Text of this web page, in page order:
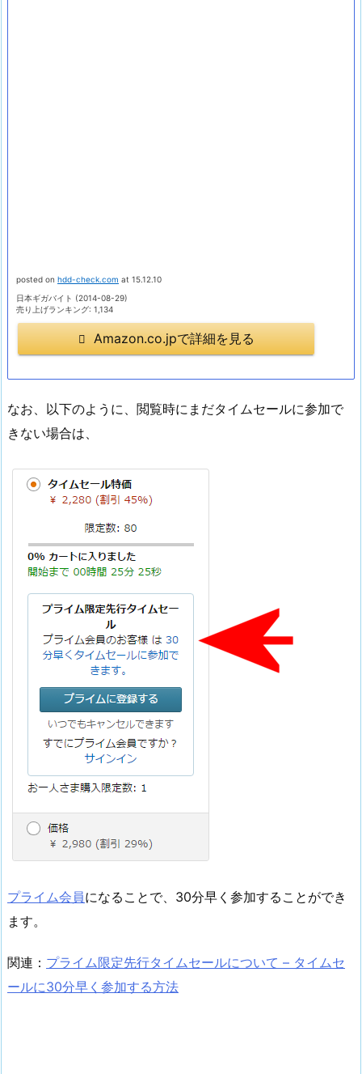
posted on hdd-check.com at 15.12.10
日本ギガバイト (2014-08-29)
売り上げランキング: 1,134
Amazon.co.jpで詳細を見る
なお、以下のように、閲覧時にまだタイムセールに参加で
きない場合は、
プライム会員になることで、30分早く参加することができ
ます。
関連： プライム限定先行タイムセールについて – タイムセ
ールに30分早く参加する方法